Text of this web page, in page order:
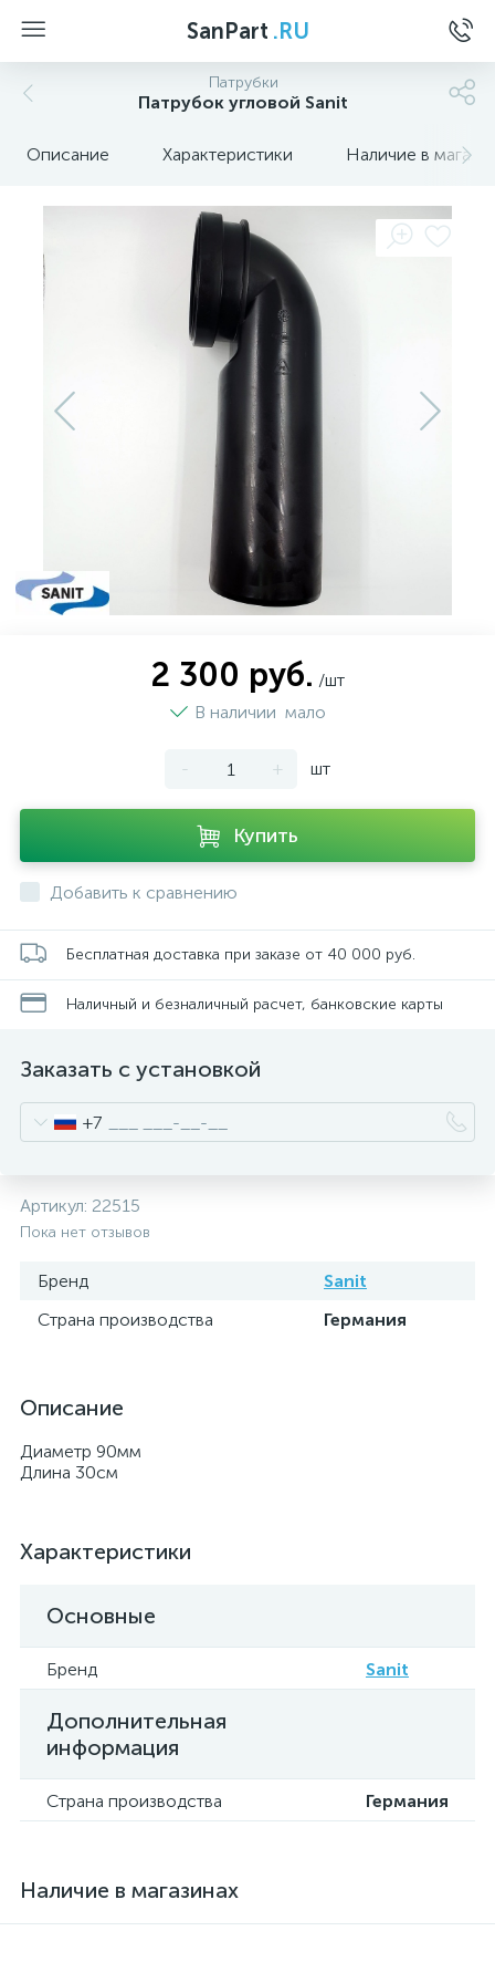
SanPart .RU
Патрубки
Патрубок угловой Sanit
Описание Характеристики Наличие в
2 300 руб. /шт
В наличии мало
- + шт
Купить
Добавить к сравнению
Бесплатная доставка при заказе от 40 000 руб.
Наличный и безналичный расчет, банковские карты
Заказать с установкой
+7
Артикул: 22515
Пока нет отзывов
Бренд
Sanit
Страна производства
Германия
Описание
Диаметр 90мм
Длина 30см
Характеристики
Основные
Бренд Sanit
Дополнительная
информация
Страна производства Германия
Наличие в магазинах